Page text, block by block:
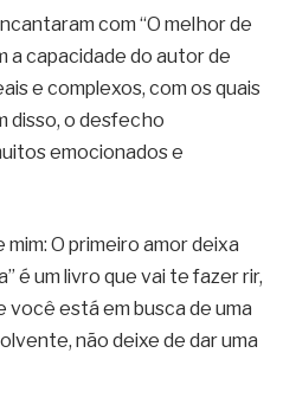
com “O melhor de
a capacidade do autor de
e complexos, com os quais
disso, o desfecho
emocionados e
mim: O primeiro amor deixa
é um livro que vai te fazer rir,
você está em busca de uma
não deixe de dar uma